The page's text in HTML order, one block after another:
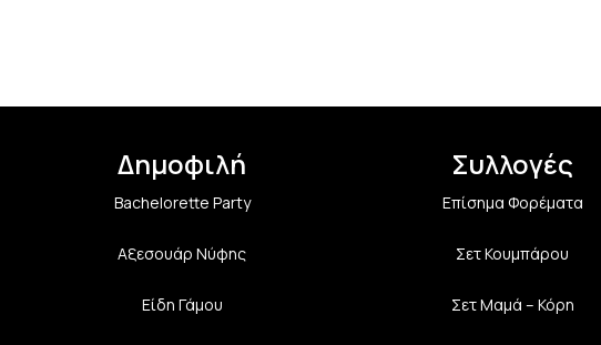
Δημοφιλή
Bachelorette Party
Αξεσουάρ Νύφης
Είδη Γάμου
Συλλογές
Επίσημα Φορέματα
Σετ Κουμπάρου
Σετ Μαμά – Κόρη